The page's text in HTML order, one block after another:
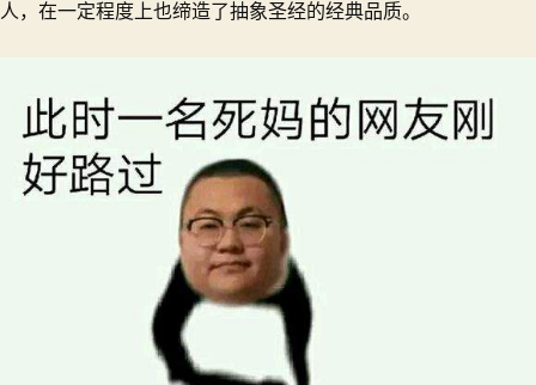
人，在一定程度上也缔造了抽象圣经的经典品质。